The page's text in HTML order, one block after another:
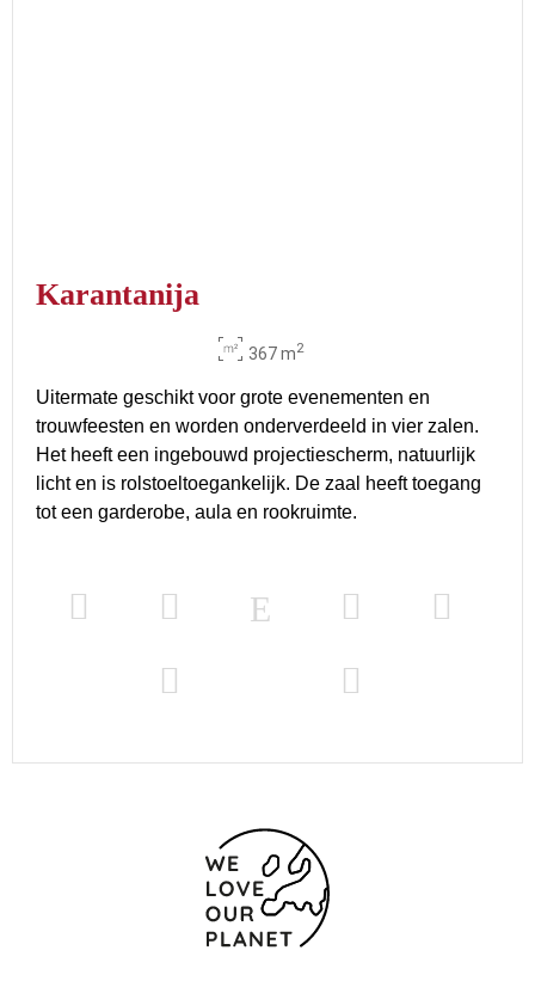
Karantanija
367 m2
Uitermate geschikt voor grote evenementen en
trouwfeesten en worden onderverdeeld in vier zalen.
Het heeft een ingebouwd projectiescherm, natuurlijk
licht en is rolstoeltoegankelijk. De zaal heeft toegang
tot een garderobe, aula en rookruimte.